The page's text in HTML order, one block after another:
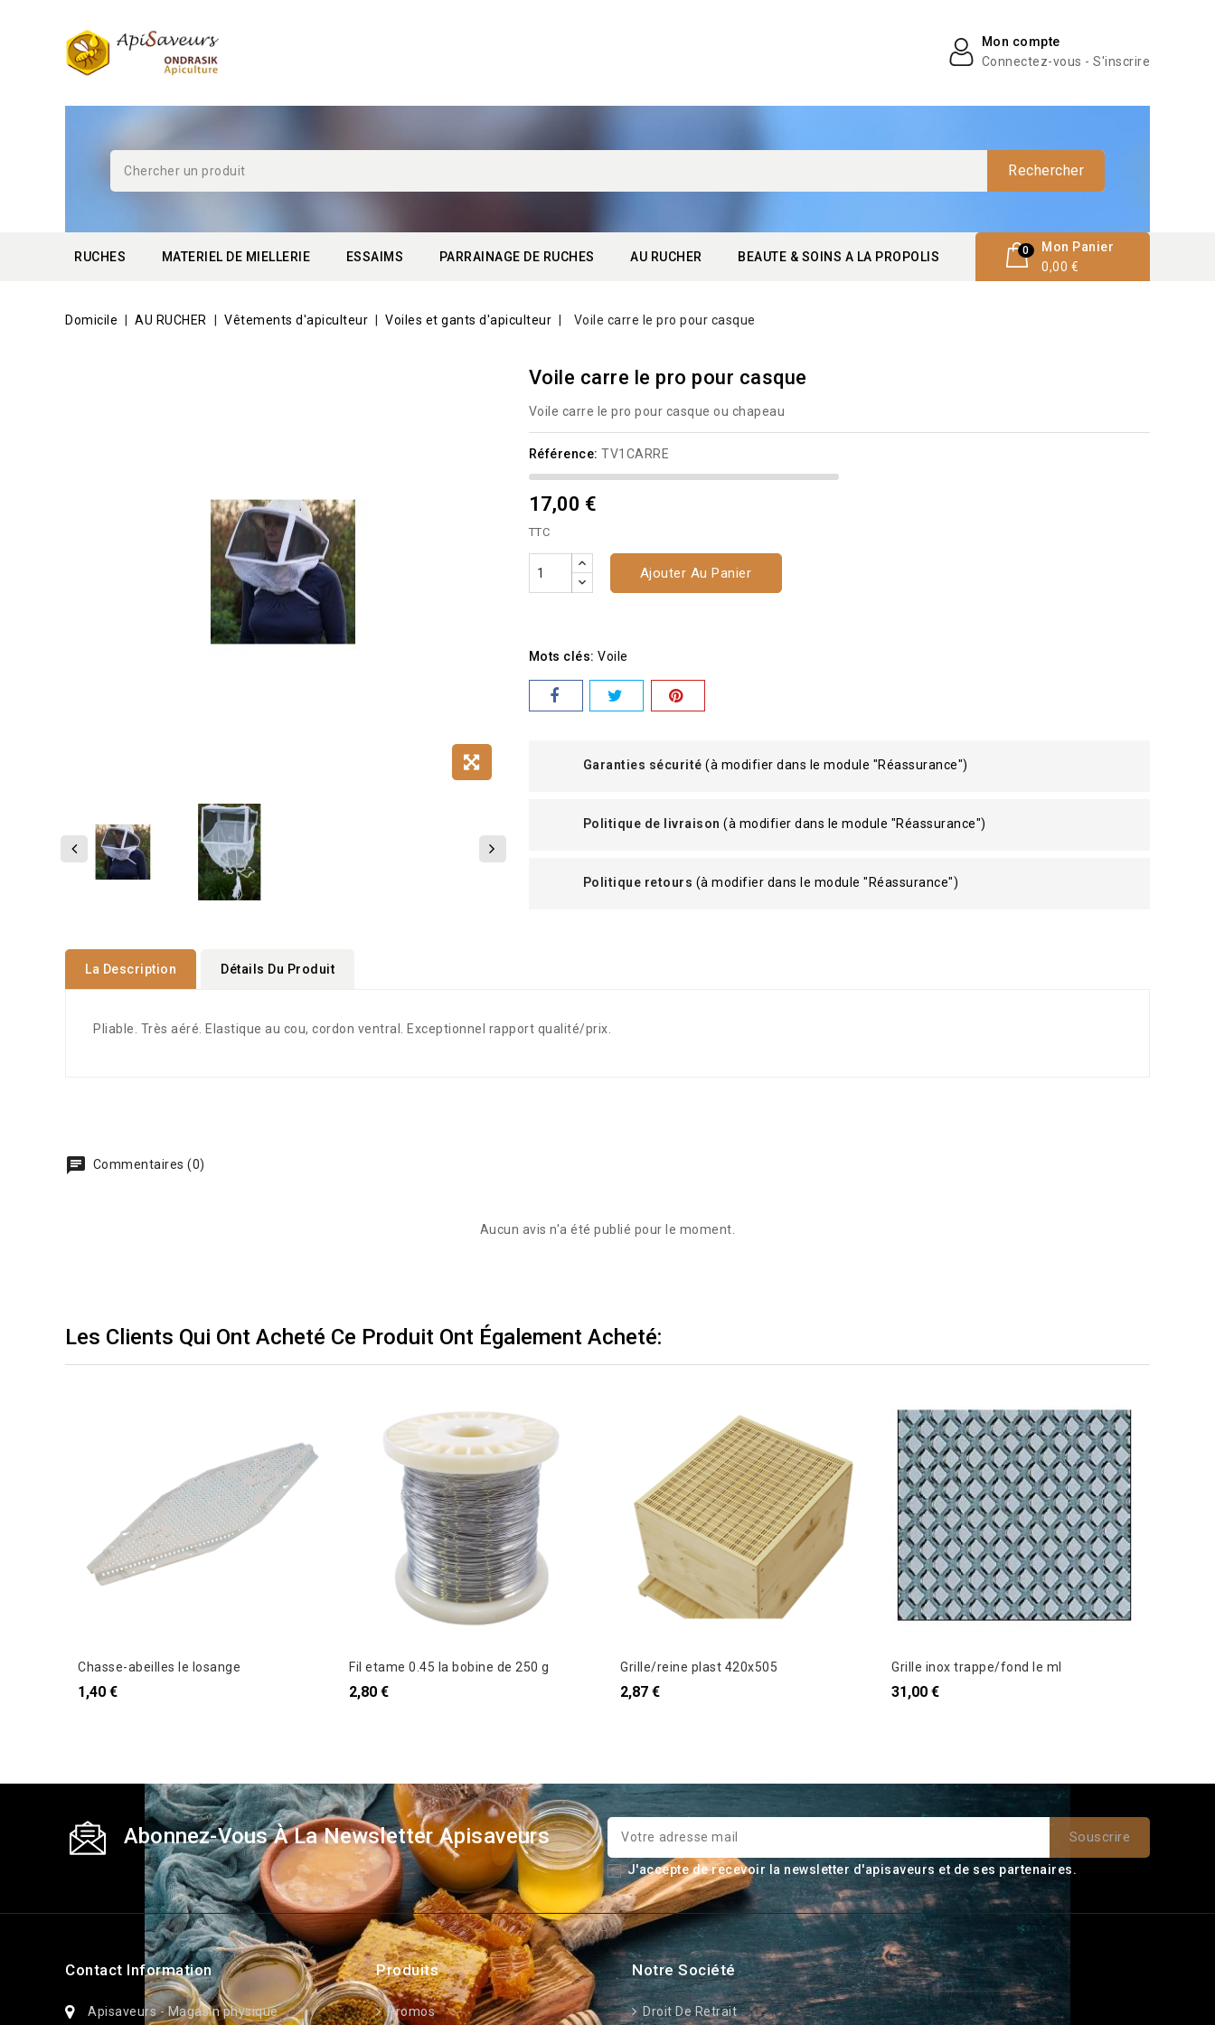
Mon compte
Connectez-vous - S'inscrire
Rechercher
RUCHES MATERIEL DE MIELLERIE ESSAIMS PARRAINAGE DE RUCHES AU RUCHER BEAUTE & SOINS A LA PROPOLIS
Mon Panier
0
0,00 €
Domicile AU RUCHER Vêtements d'apiculteur Voiles et gants d'apiculteur Voile carre le pro pour casque
Voile carre le pro pour casque
Voile carre le pro pour casque ou chapeau
Référence: TV1CARRE
17,00 €
TTC
Ajouter Au Panier
Mots clés: Voile
Garanties sécurité (à modifier dans le module "Réassurance")
Politique de livraison (à modifier dans le module "Réassurance")
Politique retours (à modifier dans le module "Réassurance")
La Description Détails Du Produit
Pliable. Très aéré. Elastique au cou, cordon ventral. Exceptionnel rapport qualité/prix.
Commentaires (0)
Aucun avis n'a été publié pour le moment.
Les Clients Qui Ont Acheté Ce Produit Ont Également Acheté:
Chasse-abeilles le losange
1,40 €
Fil etame 0.45 la bobine de 250 g
2,80 €
Grille/reine plast 420x505
2,87 €
Grille inox trappe/fond le ml
31,00 €
Abonnez-Vous À La Newsletter Apisaveurs
J'accepte de recevoir la newsletter d'apisaveurs et de ses partenaires.
Contact Information
Apisaveurs - Magasin physique
Produits
Promos
Notre Société
Droit De Retrait